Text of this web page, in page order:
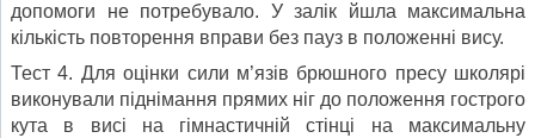
допомоги не потребувало. У залік йшла максимальна
кількість повторення вправи без пауз в положенні вису.
Тест 4. Для оцінки сили м’язів брюшного пресу школярі
виконували піднімання прямих ніг до положення гострого
кута в висі на гімнастичній стінці на максимальну